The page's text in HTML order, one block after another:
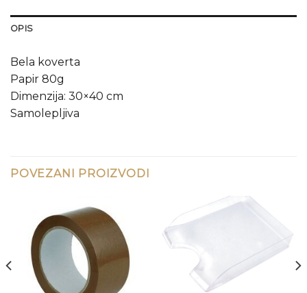
OPIS
Bela koverta
Papir 80g
Dimenzija: 30×40 cm
Samolepljiva
POVEZANI PROIZVODI